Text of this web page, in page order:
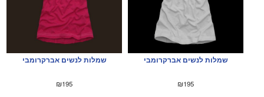
שמלות לנשים אברקרומבי
₪195
שמלות לנשים אברקרומבי
₪195